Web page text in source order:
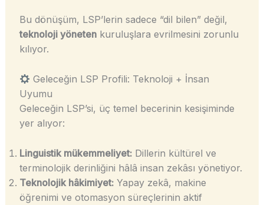
Bu dönüşüm, LSP’lerin sadece “dil bilen” değil,
teknoloji yönetenkuruluşlara evrilmesini zorunlu
kılıyor.
Geleceğin LSP Profili: Teknoloji + İnsan
Uyumu
Geleceğin LSP’si, üç temel becerinin kesişiminde
yer alıyor:
Linguistik mükemmeliyet:Dillerin kültürel ve
terminolojik derinliğini hâlâ insan zekâsı yönetiyor.
Teknolojik hâkimiyet:Yapay zekâ, makine
öğrenimi ve otomasyon süreçlerinin aktif